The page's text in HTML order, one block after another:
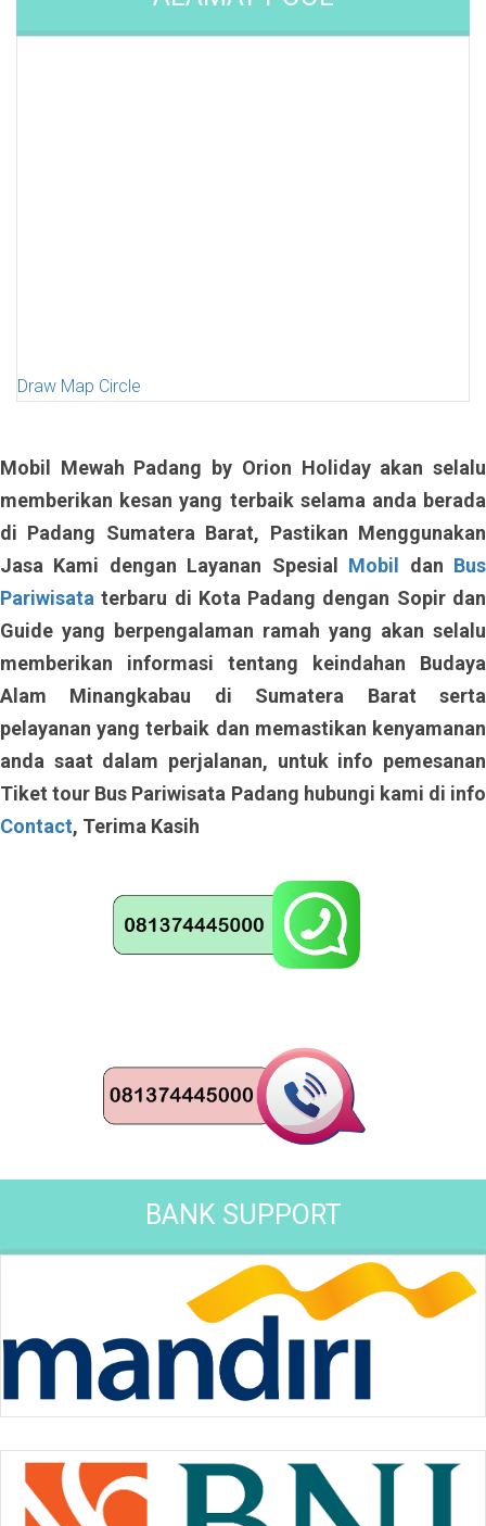
Draw Map Circle
Mobil Mewah Padang by Orion Holiday akan selalu
memberikan kesan yang terbaik selama anda berada
di Padang Sumatera Barat, Pastikan Menggunakan
Jasa Kami dengan Layanan Spesial Mobil dan Bus
Pariwisata terbaru di Kota Padang dengan Sopir dan
Guide yang berpengalaman ramah yang akan selalu
memberikan informasi tentang keindahan Budaya
Alam Minangkabau di Sumatera Barat serta
pelayanan yang terbaik dan memastikan kenyamanan
anda saat dalam perjalanan, untuk info pemesanan
Tiket tour Bus Pariwisata Padang hubungi kami di info
Contact, Terima Kasih
BANK SUPPORT